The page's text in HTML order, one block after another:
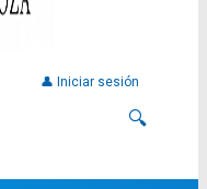
👤 Iniciar sesión
🔍